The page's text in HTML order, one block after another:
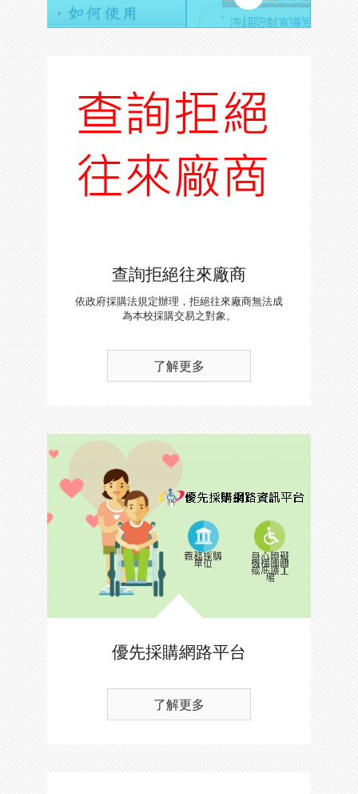
查詢拒絕往來廠商
依政府採購法規定辦理，拒絕往來廠商無法成
為本校採購交易之對象。
了解更多
優先採購網路平台
了解更多